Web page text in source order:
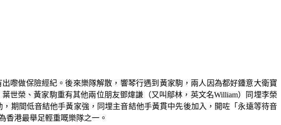
嚟做保險經紀。後來樂隊解散，響琴行遇到黃家駒，兩人因為都好鍾意大衛寶
世榮、黃家駒重有其他兩位朋友鄧煒謙（又叫鄔林，英文名William）同埋李榮
期間低音結他手黃家強，同埋主音結他手黃貫中先後加入，開咗「永遠等待音
香港最舉足輕重嘅樂隊之一。